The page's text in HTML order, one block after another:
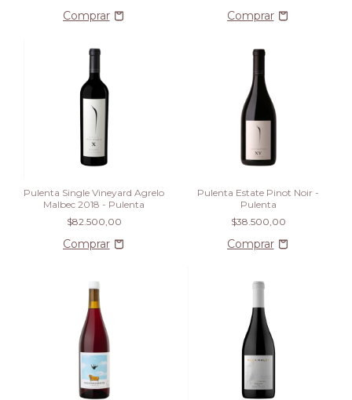
Pulenta Single Vineyard Agrelo
Malbec 2018 - Pulenta
$82.500,00
Pulenta Estate Pinot Noir -
Pulenta
$38.500,00